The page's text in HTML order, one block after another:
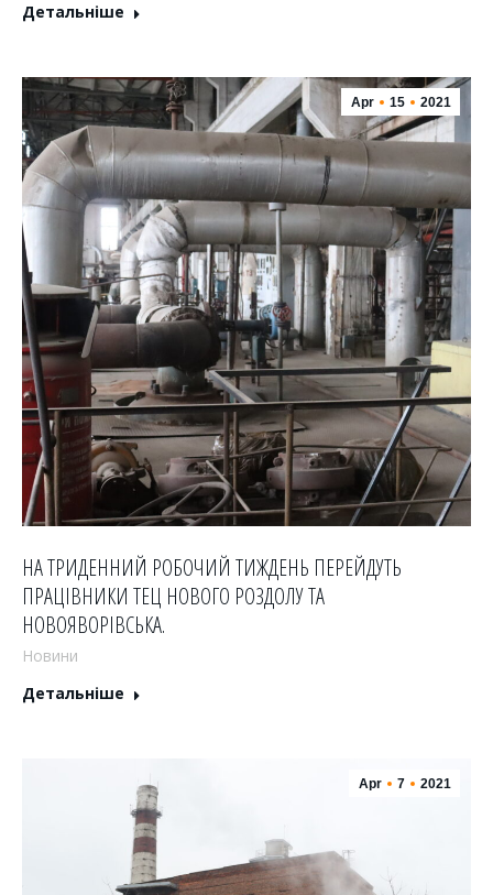
Детальніше
Apr 15 2021
НА ТРИДЕННИЙ РОБОЧИЙ ТИЖДЕНЬ ПЕРЕЙДУТЬ
ПРАЦІВНИКИ ТЕЦ НОВОГО РОЗДОЛУ ТА
НОВОЯВОРІВСЬКА.
Новини
Детальніше
Apr 7 2021